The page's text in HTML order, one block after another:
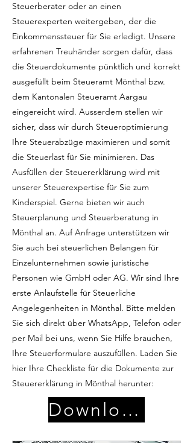
Steuerberater oder an einen
Steuerexperten weitergeben, der die
Einkommenssteuer für Sie erledigt. Unsere
erfahrenen Treuhänder sorgen dafür, dass
die Steuerdokumente pünktlich und korrekt
ausgefüllt beim Steueramt Mönthal bzw.
dem Kantonalen Steueramt Aargau
eingereicht wird. Ausserdem stellen wir
sicher, dass wir durch Steueroptimierung
Ihre Steuerabzüge maximieren und somit
die Steuerlast für Sie minimieren. Das
Ausfüllen der Steuererklärung wird mit
unserer Steuerexpertise für Sie zum
Kinderspiel. Gerne bieten wir auch
Steuerplanung und Steuerberatung in
Mönthal an. Auf Anfrage unterstützen wir
Sie auch bei steuerlichen Belangen für
Einzelunternehmen sowie juristische
Personen wie GmbH oder AG. Wir sind Ihre
erste Anlaufstelle für Steuerliche
Angelegenheiten in Mönthal. Bitte melden
Sie sich direkt über WhatsApp, Telefon oder
per Mail bei uns, wenn Sie Hilfe brauchen,
Ihre Steuerformulare auszufüllen. Laden Sie
hier Ihre Checkliste für die Dokumente zur
Steuererklärung in Mönthal herunter:
Download